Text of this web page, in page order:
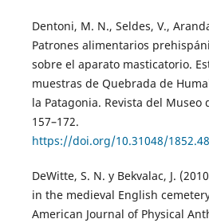
Dentoni, M. N., Seldes, V.,
Patrones alimentarios
sobre el aparato masticatorio.
muestras de Quebrada de
la Patagonia. Revista del Museo
157–172.
https://doi.org/10.31048/
DeWitte, S. N. y Bekvalac, J.
in the medieval English
American Journal of Physical